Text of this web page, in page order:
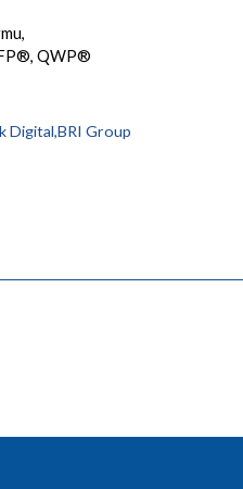
QWP®
Digital,BRI Group